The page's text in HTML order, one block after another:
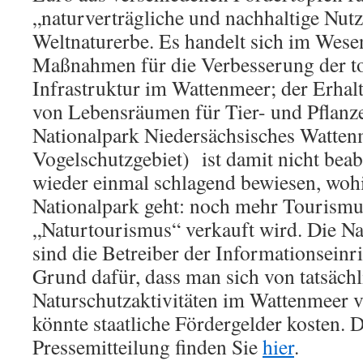
„naturverträgliche und nachhaltige
Weltnaturerbe. Es handelt sich im
Maßnahmen für die Verbesserung der
Infrastruktur im Wattenmeer; der
von Lebensräumen für Tier- und
Nationalpark Niedersächsisches
Vogelschutzgebiet) ist damit nicht
wieder einmal schlagend bewiesen,
Nationalpark geht: noch mehr
„Naturtourismus“ verkauft wird. Die
sind die Betreiber der
Grund dafür, dass man sich von
Naturschutzaktivitäten im Wattenmeer
könnte staatliche Fördergelder kosten.
Pressemitteilung finden Siehier.